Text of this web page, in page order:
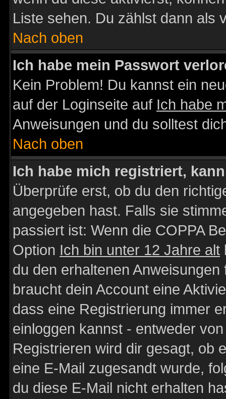
Liste sehen. Du zählst dann als
Nach oben
Ich habe mein Passwort
Kein Problem! Du kannst ein
auf der Loginseite auf Ich habe
Anweisungen und du solltest
Nach oben
Ich habe mich registriert,
Überprüfe erst, ob du den
angegeben hast. Falls sie
passiert ist: Wenn die COPPA
Option Ich bin unter 12 Jahre alt
du den erhaltenen
braucht dein Account eine
dass eine Registrierung immer
einloggen kannst - entweder
Registrieren wird dir gesagt, ob
eine E-Mail zugesandt wurde,
du diese E-Mail nicht erhalten